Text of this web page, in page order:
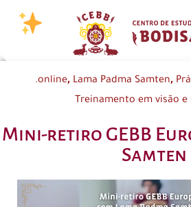
.online, Lama Padma Samten,
Treinamento em visão
Mini-retiro GEBB
Samten